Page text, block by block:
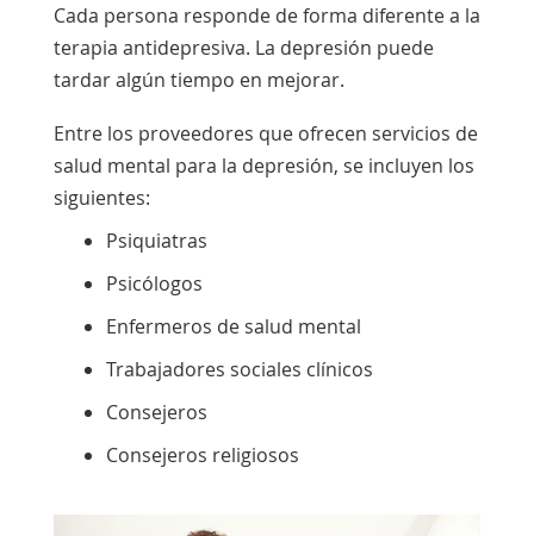
Cada persona responde de forma diferente a la
terapia antidepresiva. La depresión puede
tardar algún tiempo en mejorar.
Entre los proveedores que ofrecen servicios de
salud mental para la depresión, se incluyen los
siguientes:
Psiquiatras
Psicólogos
Enfermeros de salud mental
Trabajadores sociales clínicos
Consejeros
Consejeros religiosos